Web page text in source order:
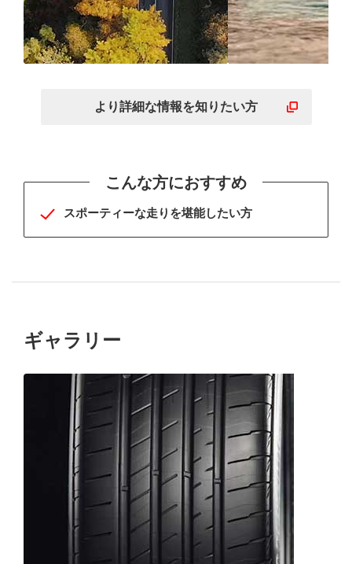
にスポーティーな走りを
いスポーティ
より詳細な情報を知りたい方
こんな方におすすめ
スポーティーな走りを堪能したい方
ギャラリー